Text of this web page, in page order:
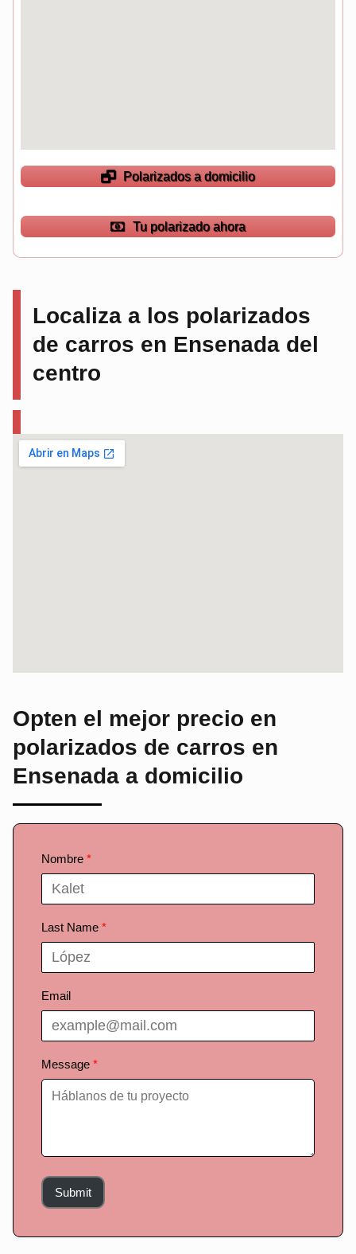
Polarizados a domicilio
Tu polarizado ahora
Localiza a los polarizados
de carros en Ensenada del
centro
Opten el mejor precio en
polarizados de carros en
Ensenada a domicilio
Nombre
Last Name
Email
Message
Submit